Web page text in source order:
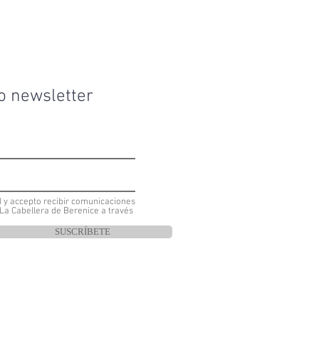
newsletter
accepto recibir comunicaciones
Cabellera de Berenice a través
SUSCRÍBETE